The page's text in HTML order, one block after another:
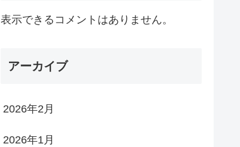
表示できるコメントはありません。
アーカイブ
2026年2月
2026年1月